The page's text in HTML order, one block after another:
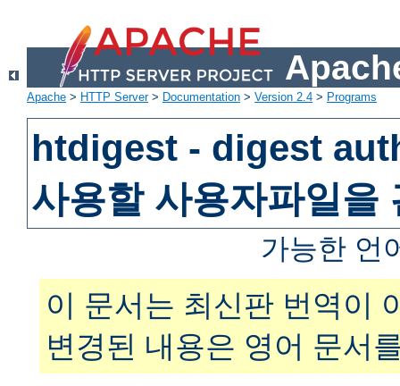
Apache > HTTP Server> Documentation > Version 2.4 > Programs
htdigest - digest
사용할 사용자파일을
가능한 언
이 문서는 최신판 번역이
변경된 내용은 영어 문서